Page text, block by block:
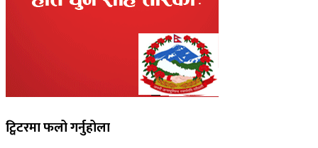
ट्विटरमा फलो गर्नुहोला